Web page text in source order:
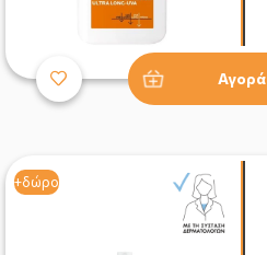
Αγορά
+δώρο